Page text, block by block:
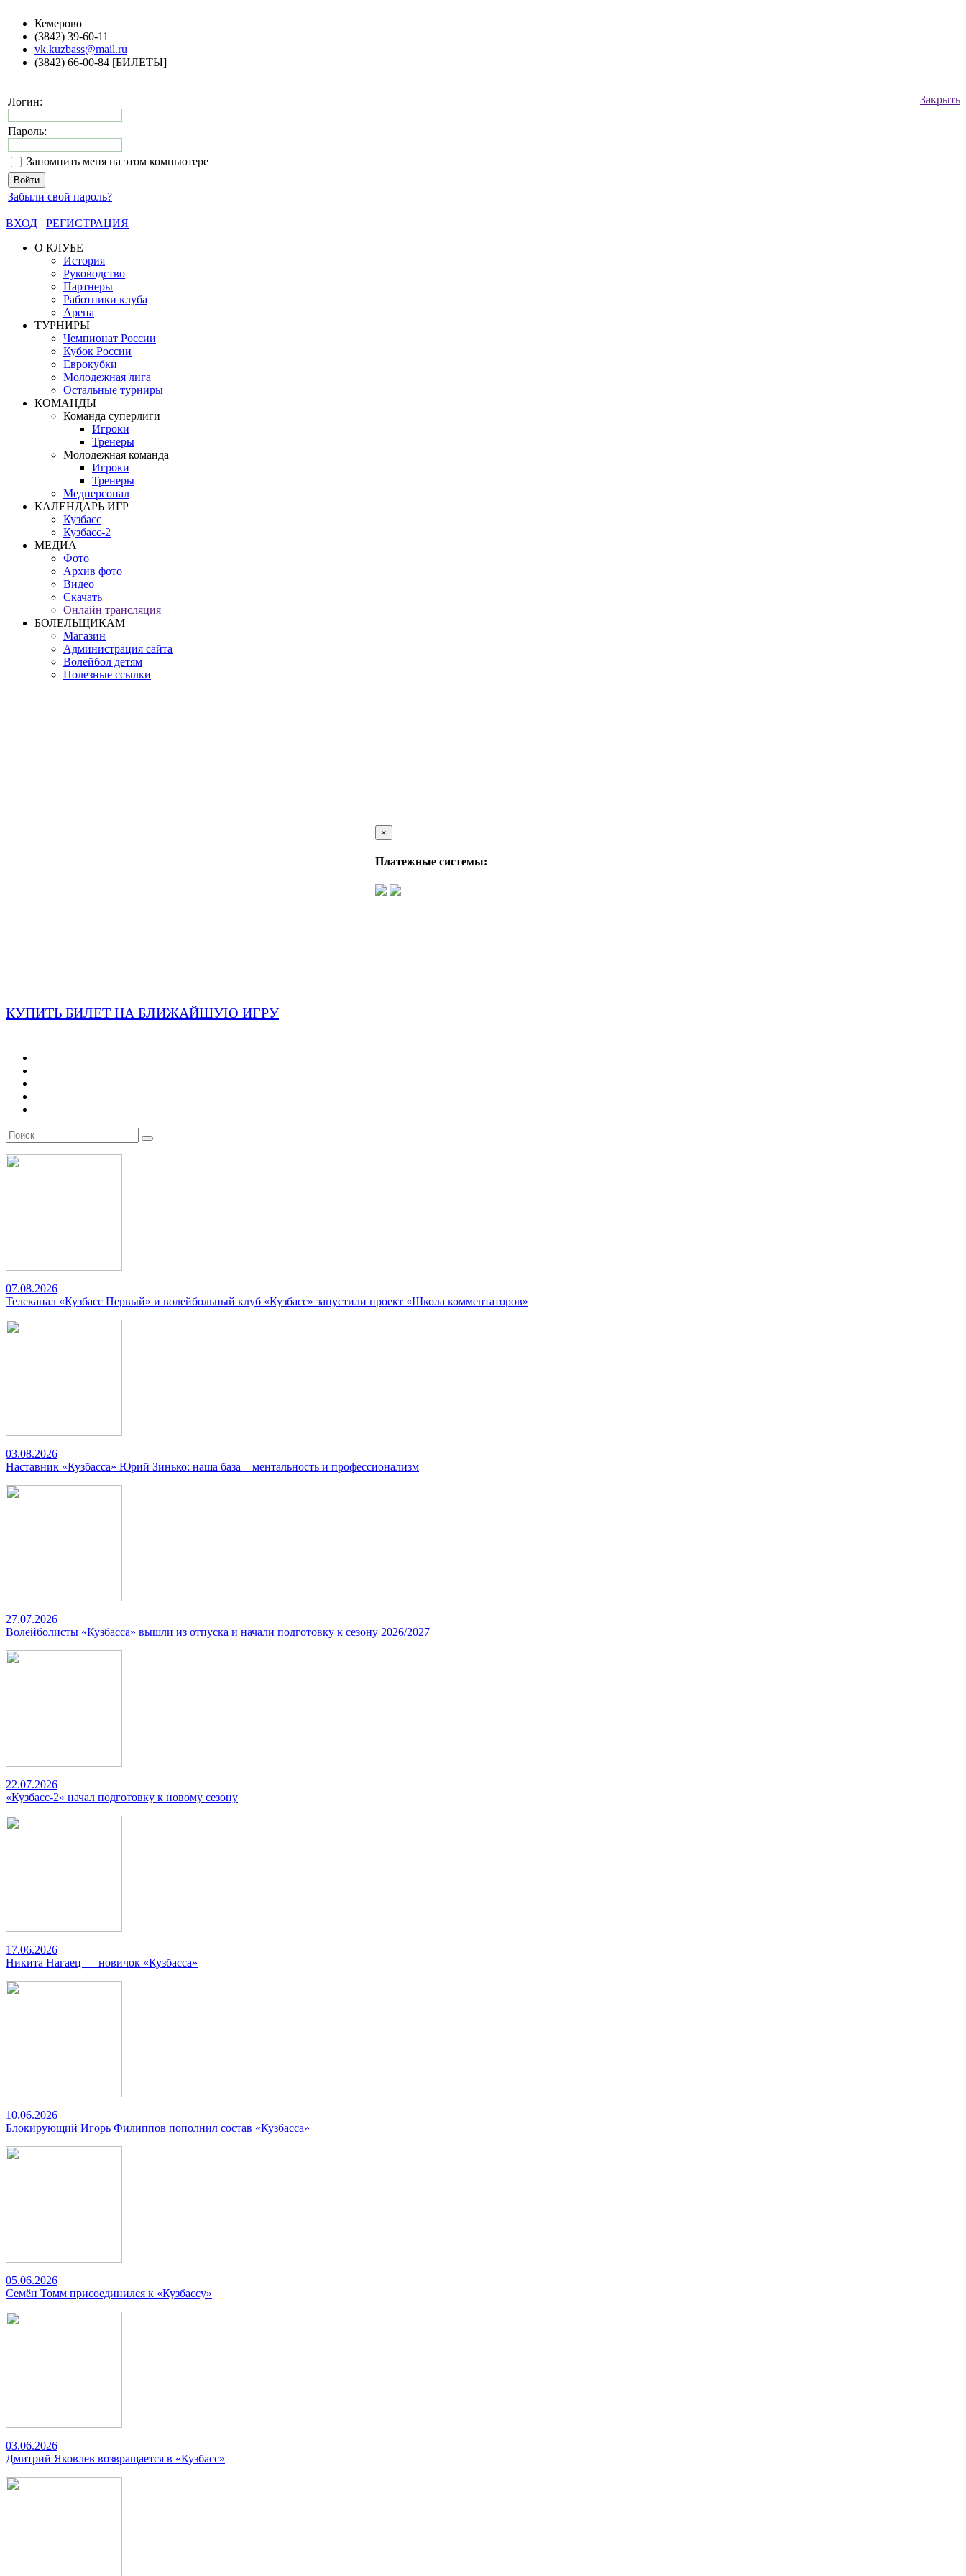
Кемерово
(3842) 39-60-11
vk.kuzbass@mail.ru
(3842) 66-00-84 [БИЛЕТЫ]
Закрыть
Логин:
Пароль:
Запомнить меня на этом компьютере
Забыли свой пароль?
ВХОД
РЕГИСТРАЦИЯ
О КЛУБЕ
История
Руководство
Партнеры
Работники клуба
Арена
ТУРНИРЫ
Чемпионат России
Кубок России
Еврокубки
Молодежная лига
Остальные турниры
КОМАНДЫ
Команда суперлиги
Игроки
Тренеры
Молодежная команда
Игроки
Тренеры
Медперсонал
КАЛЕНДАРЬ ИГР
Кузбасс
Кузбасс-2
МЕДИА
Фото
Архив фото
Видео
Скачать
Онлайн трансляция
БОЛЕЛЬЩИКАМ
Магазин
Администрация сайта
Волейбол детям
Полезные ссылки
×
Платежные системы:
КУПИТЬ БИЛЕТ НА БЛИЖАЙШУЮ ИГРУ
07.08.2026
Телеканал «Кузбасс Первый» и волейбольный клуб «Кузбасс» запустили проект «Школа комментаторов»
03.08.2026
Наставник «Кузбасса» Юрий Зинько: наша база – ментальность и профессионализм
27.07.2026
Волейболисты «Кузбасса» вышли из отпуска и начали подготовку к сезону 2026/2027
22.07.2026
«Кузбасс-2» начал подготовку к новому сезону
17.06.2026
Никита Нагаец — новичок «Кузбасса»
10.06.2026
Блокирующий Игорь Филиппов пополнил состав «Кузбасса»
05.06.2026
Семён Томм присоединился к «Кузбассу»
03.06.2026
Дмитрий Яковлев возвращается в «Кузбасс»